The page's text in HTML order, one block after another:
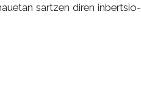
sartzen diren inbertsio-